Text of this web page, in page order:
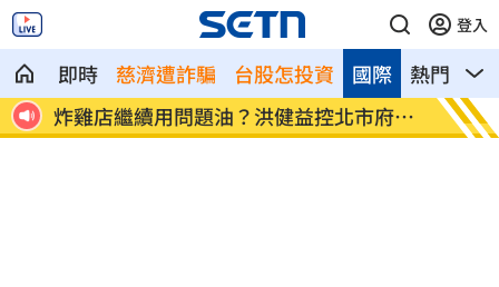
登入
即時 慈濟遭詐騙 台股怎投資 熱門 影
國際
運
炸雞店繼續用問題油？洪健益控北市府蓋
牌
老農
淚